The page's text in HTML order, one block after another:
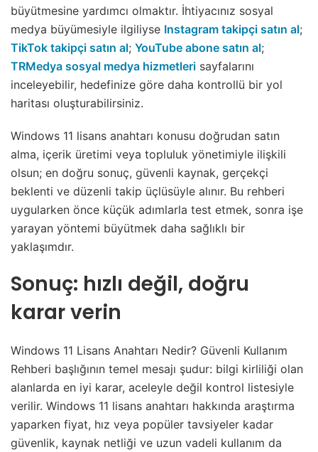
büyütmesine yardımcı olmaktır. İhtiyacınız sosyal
medya büyümesiyle ilgiliyse Instagram takipçi satın al;
TikTok takipçi satın al; YouTube abone satın al;
TRMedya sosyal medya hizmetleri sayfalarını
inceleyebilir, hedefinize göre daha kontrollü bir yol
haritası oluşturabilirsiniz.
Windows 11 lisans anahtarı konusu doğrudan satın
alma, içerik üretimi veya topluluk yönetimiyle ilişkili
olsun; en doğru sonuç, güvenli kaynak, gerçekçi
beklenti ve düzenli takip üçlüsüyle alınır. Bu rehberi
uygularken önce küçük adımlarla test etmek, sonra işe
yarayan yöntemi büyütmek daha sağlıklı bir
yaklaşımdır.
Sonuç: hızlı değil, doğru
karar verin
Windows 11 Lisans Anahtarı Nedir? Güvenli Kullanım
Rehberi başlığının temel mesajı şudur: bilgi kirliliği olan
alanlarda en iyi karar, aceleyle değil kontrol listesiyle
verilir. Windows 11 lisans anahtarı hakkında araştırma
yaparken fiyat, hız veya popüler tavsiyeler kadar
güvenlik, kaynak netliği ve uzun vadeli kullanım da